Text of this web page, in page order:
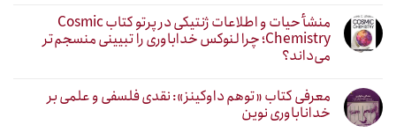
منشأ حیات و اطلاعات ژنتیکی در پرتو کتاب Cosmic
Chemistry؛ چرا لنوکس خداباوری را تبیینی منسجم‌تر
می‌داند؟
معرفی کتاب «توهم داوکینز»: نقدی فلسفی و علمی بر
خداناباوری نوین